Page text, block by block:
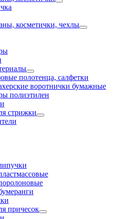
косметички, чехлы
полотенца, салфетки
воротнички бумажные
полиэтилен
стрижки
причесок